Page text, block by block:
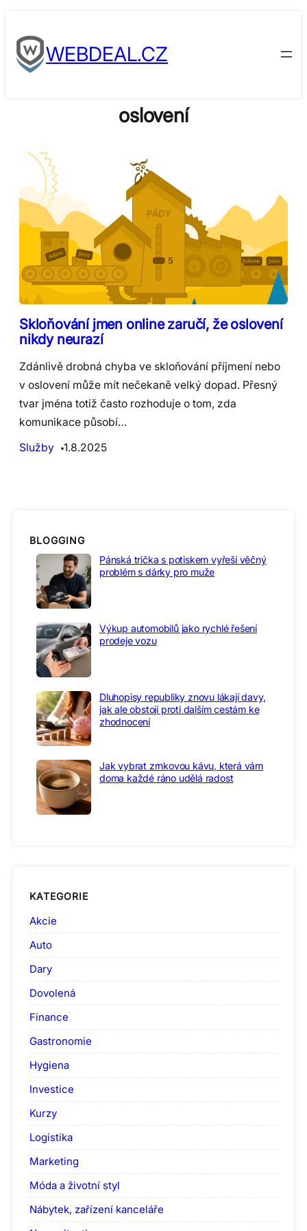
to
contentWEBDEAL.CZ
oslovení
Skloňování jmen online zaručí, že oslovení
nikdy neurazí
Zdánlivě drobná chyba ve skloňování příjmení nebo
v oslovení může mít nečekaně velký dopad. Přesný
tvar jména totiž často rozhoduje o tom, zda
komunikace působí…
Služby
1.8.2025
BLOGGING
Pánská trička s potiskem vyřeší věčný
problém s dárky pro muže
Výkup automobilů jako rychlé řešení
prodeje vozu
Dluhopisy republiky znovu lákají davy,
jak ale obstojí proti dalším cestám ke
zhodnocení
Jak vybrat zrnkovou kávu, která vám
doma každé ráno udělá radost
KATEGORIE
Akcie
Auto
Dary
Dovolená
Finance
Gastronomie
Hygiena
Investice
Kurzy
Logistika
Marketing
Móda a životní styl
Nábytek, zařízení kanceláře